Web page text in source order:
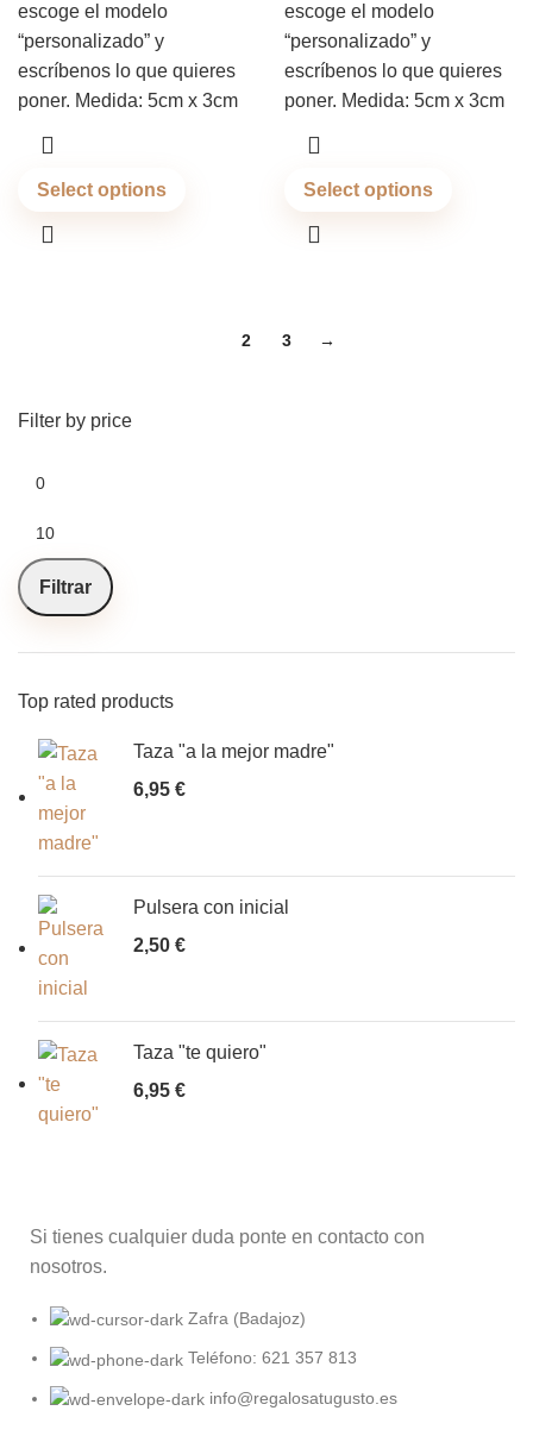
Filter by price
Filtrar
Top rated products
Taza "a la mejor madre"
6,95 €
Pulsera con inicial
2,50 €
Taza "te quiero"
6,95 €
escoge el modelo
“personalizado” y
escríbenos lo que quieres
poner. Medida: 5cm x 3cm
Select options
escoge el modelo
“personalizado” y
escríbenos lo que quieres
poner. Medida: 5cm x 3cm
Select options
2 3 →
Si tienes cualquier duda ponte en contacto con
nosotros.
Zafra (Badajoz)
Teléfono: 621 357 813
info@regalosatugusto.es